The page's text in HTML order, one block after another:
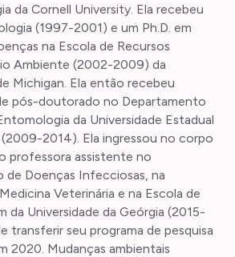
da Cornell University. Ela recebeu
(1997-2001) e um Ph.D. em
na Escola de Recursos
Ambiente (2002-2009) da
Michigan. Ela então recebeu
pós-doutorado no Departamento
da Universidade Estadual
(2009-2014). Ela ingressou no corpo
professora assistente no
de Doenças Infecciosas, na
Veterinária e na Escola de
da Universidade da Geórgia (2015-
transferir seu programa de pesquisa
2020. Mudanças ambientais